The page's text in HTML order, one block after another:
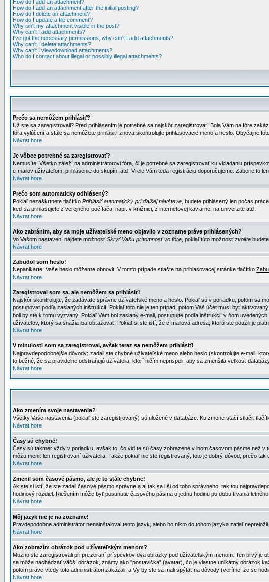
How do I add an attachment?
How do I add an attachment after the initial posting?
How do I delete an attachment?
How do I update a file comment?
Why isn't my attachment visible in the post?
Why can't I add attachments?
I've got the necessary permissions, why can't I add attachments?
Why can't I delete attachments?
Why can't I view/download attachments?
Who do I contact about illegal or possibly illegal attachments?
Prečo sa nemôžem prihlásiť?
Už ste sa zaregistrovali? Pred prihlásením je potrebné sa najskôr zaregistrovať. Bola Vám na fóre
fóra vylúčení a stále sa nemôžete prihlásiť, znova skontrolujte prihlasovacie meno a heslo. Obyčajne
Návrat hore
Je vôbec potrebné sa zaregistrovať?
Nemusíte. Všetko záleží na administrátorovi fóra, či je potrebné sa zaregistrovať ku vkladaniu
e-mailov užívateľom, prihlásenie do skupín, atď. Vrele Vám teda registráciu doporučujeme. Zaberie to
Návrat hore
Prečo som automaticky odhlásený?
Pokiaľ nezaškrtnete tlačítko Prihlásiť automaticky pri ďalšej návšteve , budete prihlásený len počas
keď sa prihlasujete z verejného počítača, napr. v knižnici, z internetovej kaviarne, na univerzite atď.
Návrat hore
Ako zabránim, aby sa moje užívateľské meno objavilo v zozname práve prihlásených?
Vo Vašom nastavení nájdete možnosťSkryť Vašu prítomnosť vo fóre , pokiaľ túto možnosťzvolíte
Návrat hore
Zabudol som heslo!
Nepanikárte! Vaše heslo môžeme obnovit. V tomto prípade stlačte na prihlasovacej stránke tlačítko
Návrat hore
Zaregistroval som sa, ale nemôžem sa prihlásiť!
Najskôr skontrolujte, že zadávate správne užívateľské meno a heslo. Pokiaľ sú v poriadku, potom sa
postupovať podľa zaslaných inštrukcií. Pokiaľ toto nie je ten prípad, potom Váš účet musí byť
boli by ste k tomu vyzvaný. Pokiaľ Vám bol zaslaný e-mail, postupujte podľa inštrukcií v ňom
užívateľov, ktorý sa snažia iba obťažovať. Pokiaľ si ste istí, že e-mailová adresa, ktorú ste použili je
Návrat hore
V minulosti som sa zaregistroval, avšak teraz sa nemôžem prihlásiť!
Najpravdepodobnejšie dôvody: zadali ste chybné uživateľské meno alebo heslo (skontrolujte e-mail,
to bežné, že sa pravidelne odstraňujú užívatelia, ktorí ničím neprispeli, aby sa zmenšila veľkosť
Návrat hore
Ako zmením svoje nastavenia?
Všetky Vaše nastavenia (pokiaľ ste zaregistrovaný) sú uložené v databáze. Ku zmene stačí stlačiť
Návrat hore
Časy sú chybné!
Časy sú takmer vždy v poriadku, avšak to, čo vidíte sú časy zobrazené v inom časovom pásme než
môžu meniť len registrovaní uživatelia. Takže pokiaľ nie ste registrovaný, toto je dobrý dôvod, prečo tak
Návrat hore
Zmenil som časové pásmo, ale je to stále chybne!
Ak ste si istí, že ste zadali časové pásmo správne a aj tak sa líši od toho správneho, tak tou
hodinový rozdiel. Riešením môže byť posunutie časového pásma o jednu hodinu po dobu trvania letného
Návrat hore
Môj jazyk nie je na zozname!
Pravdepodobne administrátor nenainštaloval tento jazyk, alebo ho nikto do tohoto jazyka zatiaľ
Návrat hore
Ako zobrazím obrázok pod užívateľským menom?
Možno ste zaregistrovali pri prezeraní príspevkov dva obrázky pod užívateľským menom. Ten prvý je
sa môže nachádzať väčší obrázok, známy ako "postavička" (avatar), čo je vlastne unikátny obrázok
potom práve vtedy toto administrátori zakázali, a Vy by ste sa mali spýtať na dôvody (veríme, že se
Návrat hore